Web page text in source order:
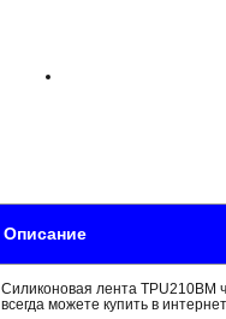
Описание
Силиконовая лента TPU210BM
всегда можете купить в